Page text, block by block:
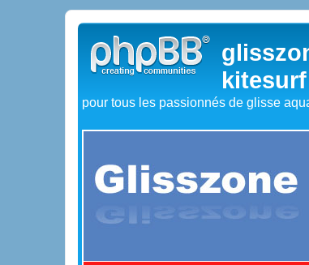
kitesurf
pour tous les passionnés de glisse